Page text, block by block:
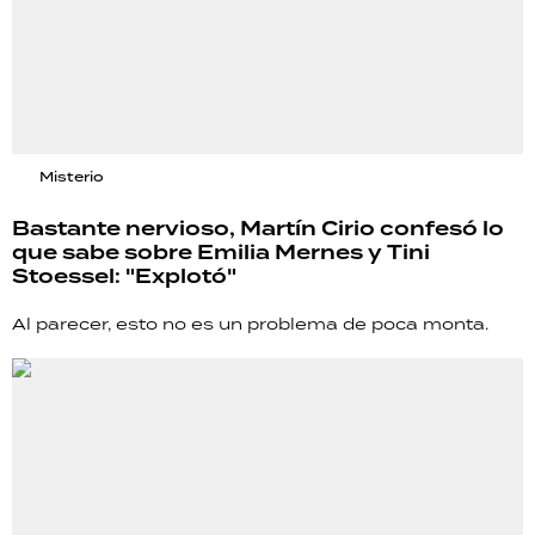
Misterio
Bastante nervioso, Martín Cirio confesó lo
que sabe sobre Emilia Mernes y Tini
Stoessel: "Explotó"
Al parecer, esto no es un problema de poca monta.